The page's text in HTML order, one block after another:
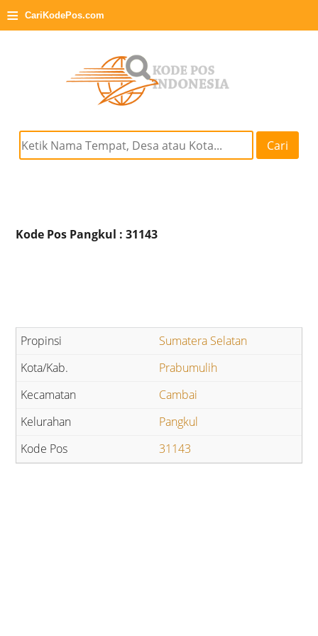
≡ CariKodePos.com
Cari
Kode Pos Pangkul : 31143
Sumatera Selatan
Prabumulih
Cambai
Pangkul
31143